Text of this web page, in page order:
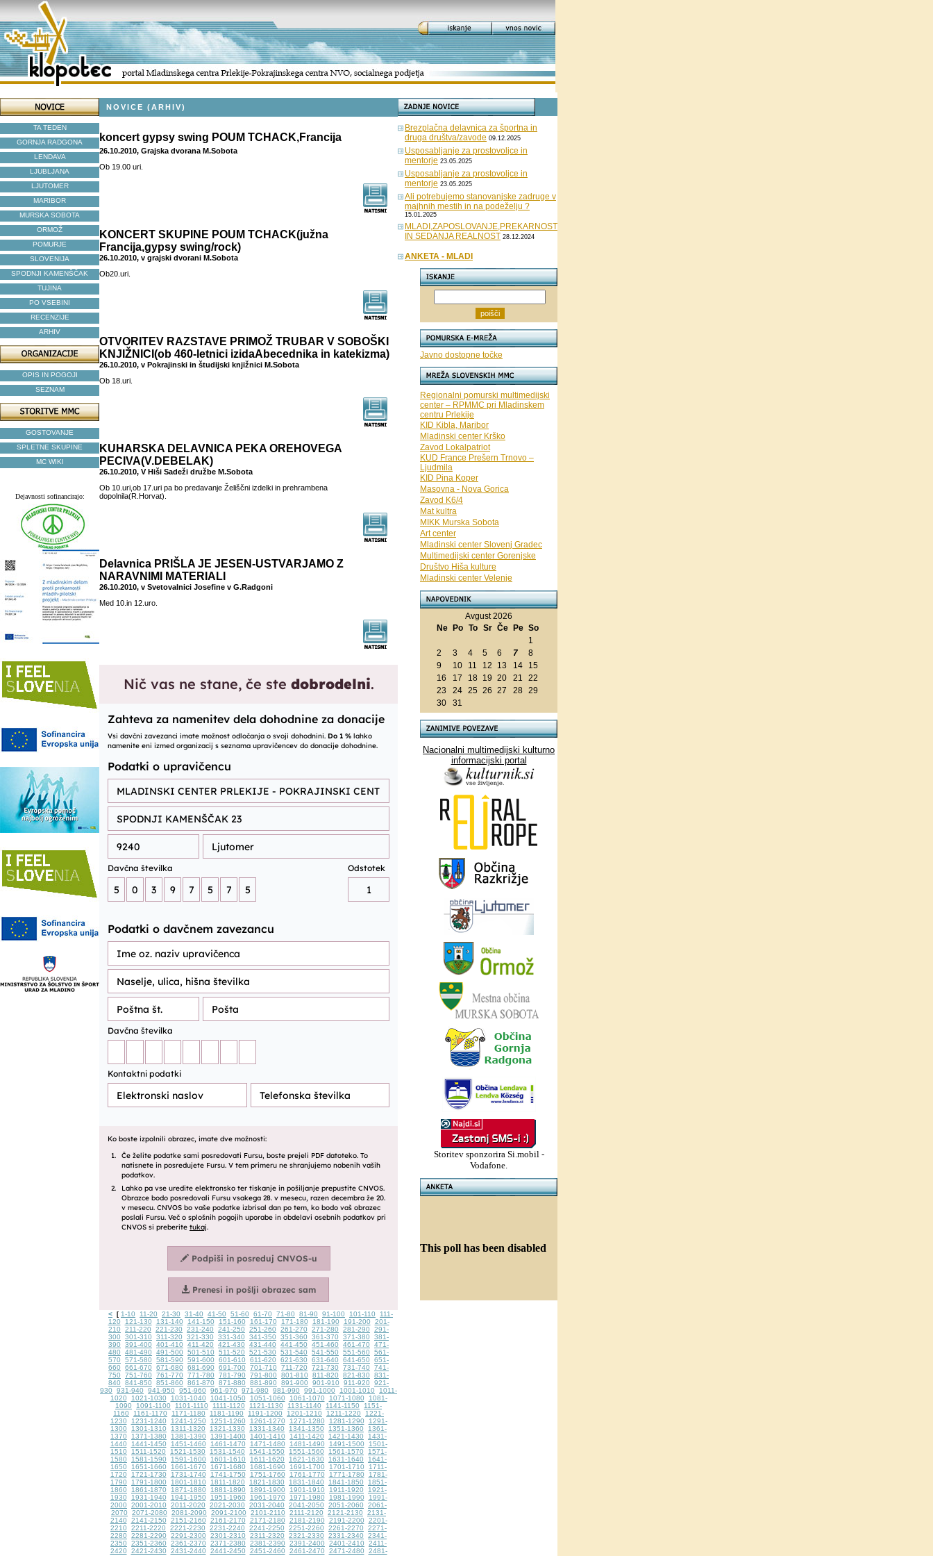
TA TEDEN
GORNJA RADGONA
LENDAVA
LJUBLJANA
LJUTOMER
MARIBOR
MURSKA SOBOTA
ORMOŽ
POMURJE
SLOVENIJA
SPODNJI KAMENŠČAK
TUJINA
PO VSEBINI
RECENZIJE
ARHIV
OPIS IN POGOJI
SEZNAM
GOSTOVANJE
SPLETNE SKUPINE
MC WIKI
Dejavnosti sofinancirajo:
NOVICE (ARHIV)
koncert gypsy swing POUM TCHACK,Francija
26.10.2010, Grajska dvorana M.Sobota
Ob 19.00 uri.
KONCERT SKUPINE POUM TCHACK(južna
Francija,gypsy swing/rock)
26.10.2010, v grajski dvorani M.Sobota
Ob20.uri.
OTVORITEV RAZSTAVE PRIMOŽ TRUBAR V SOBOŠKI
KNJIŽNICI(ob 460-letnici izidaAbecednika in katekizma)
26.10.2010, v Pokrajinski in študijski knjižnici M.Sobota
Ob 18.uri.
KUHARSKA DELAVNICA PEKA OREHOVEGA
PECIVA(V.DEBELAK)
26.10.2010, V Hiši Sadeži družbe M.Sobota
Ob 10.uri,ob 17.uri pa bo predavanje Želiščni izdelki in prehrambena
dopolnila(R.Horvat).
Delavnica PRIŠLA JE JESEN-USTVARJAMO Z
NARAVNIMI MATERIALI
26.10.2010, v Svetovalnici Josefine v G.Radgoni
Med 10.in 12.uro.
< [ 1-10 11-20 21-30 31-40 41-50 51-60 61-70 71-80 81-90 91-100 101-110
111-
120
121-130 131-140 141-150 151-160 161-170 171-180 181-190 191-200
201-
210
211-220 221-230 231-240 241-250 251-260 261-270 271-280 281-290
291-
300
301-310 311-320 321-330 331-340 341-350 351-360 361-370 371-380
381-
390
391-400 401-410 411-420 421-430 431-440 441-450 451-460 461-470
471-
480
481-490 491-500 501-510 511-520 521-530 531-540 541-550 551-560
561-
570
571-580 581-590 591-600 601-610 611-620 621-630 631-640 641-650
651-
660
661-670 671-680 681-690 691-700 701-710 711-720 721-730 731-740
741-
750
751-760 761-770 771-780 781-790 791-800 801-810 811-820 821-830
831-
840
841-850 851-860 861-870 871-880 881-890 891-900 901-910 911-920
921-
930
931-940 941-950 951-960 961-970 971-980 981-990 991-1000 1001-1010
1011-
1020
1021-1030 1031-1040 1041-1050 1051-1060 1061-1070 1071-1080
1081-
1090
1091-1100 1101-1110 1111-1120 1121-1130 1131-1140 1141-1150
1151-
1160
1161-1170 1171-1180 1181-1190 1191-1200 1201-1210 1211-1220
1221-
1230
1231-1240 1241-1250 1251-1260 1261-1270 1271-1280 1281-1290
1291-
1300
1301-1310 1311-1320 1321-1330 1331-1340 1341-1350 1351-1360
1361-
1370
1371-1380 1381-1390 1391-1400 1401-1410 1411-1420 1421-1430
1431-
1440
1441-1450 1451-1460 1461-1470 1471-1480 1481-1490 1491-1500
1501-
1510
1511-1520 1521-1530 1531-1540 1541-1550 1551-1560 1561-1570
1571-
1580
1581-1590 1591-1600 1601-1610 1611-1620 1621-1630 1631-1640
1641-
1650
1651-1660 1661-1670 1671-1680 1681-1690 1691-1700 1701-1710
1711-
1720
1721-1730 1731-1740 1741-1750 1751-1760 1761-1770 1771-1780
1781-
1790
1791-1800 1801-1810 1811-1820 1821-1830 1831-1840 1841-1850
1851-
1860
1861-1870 1871-1880 1881-1890 1891-1900 1901-1910 1911-1920
1921-
1930
1931-1940 1941-1950 1951-1960 1961-1970 1971-1980 1981-1990
1991-
2000
2001-2010 2011-2020 2021-2030 2031-2040 2041-2050 2051-2060
2061-
2070
2071-2080 2081-2090 2091-2100 2101-2110 2111-2120 2121-2130
2131-
2140
2141-2150 2151-2160 2161-2170 2171-2180 2181-2190 2191-2200
2201-
2210
2211-2220 2221-2230 2231-2240 2241-2250 2251-2260 2261-2270
2271-
2280
2281-2290 2291-2300 2301-2310 2311-2320 2321-2330 2331-2340
2341-
2350
2351-2360 2361-2370 2371-2380 2381-2390 2391-2400 2401-2410
2411-
2420
2421-2430 2431-2440 2441-2450 2451-2460 2461-2470 2471-2480
2481-
Brezplačna delavnica za športna in
druga društva/zavode 09.12.2025
Usposabljanje za prostovoljce in
mentorje 23.05.2025
Usposabljanje za prostovoljce in
mentorje 23.05.2025
Ali potrebujemo stanovanjske zadruge v
majhnih mestih in na podeželju ?
15.01.2025
MLADI,ZAPOSLOVANJE,PREKARNOST
IN SEDANJA REALNOST 28.12.2024
ANKETA - MLADI
Javno dostopne točke
Regionalni pomurski multimedijski
center – RPMMC pri Mladinskem
centru Prlekije
KID Kibla, Maribor
Mladinski center Krško
Zavod Lokalpatriot
KUD France Prešern Trnovo –
Ljudmila
KID Pina Koper
Masovna - Nova Gorica
Zavod K6/4
Mat kultra
MIKK Murska Sobota
Art center
Mladinski center Slovenj Gradec
Multimedijski center Gorenjske
Društvo Hiša kulture
Mladinski center Velenje
Avgust 2026
Ne
Po To Sr Če Pe So
1
2
3 4 5 6 7
8
9
10 11 12 13 14
15
16
17 18 19 20 21
22
23
24 25 26 27 28 29
30
31
Nacionalni multimedijski kulturno
informacijski portal
Storitev sponzorira Si.mobil -
Vodafone.
This poll has been disabled